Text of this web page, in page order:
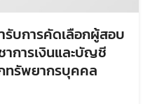
รับการคัดเลือกผู้สอบ
าการเงินและบัญชี
ทรัพยากรบุคคล